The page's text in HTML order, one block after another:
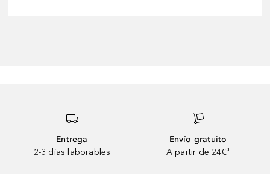
Entrega
2-3 días laborables
Envío gratuito
A partir de 24€³